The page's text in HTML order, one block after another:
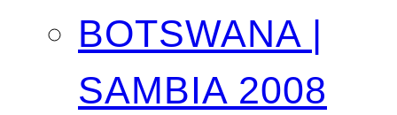
BOTSWANA |
SAMBIA 2008